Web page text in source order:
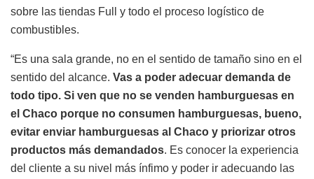
sobre las tiendas Full y todo el proceso logístico de
combustibles.
“Es una sala grande, no en el sentido de tamaño sino en el
sentido del alcance. Vas a poder adecuar demanda de
todo tipo. Si ven que no se venden hamburguesas en
el Chaco porque no consumen hamburguesas, bueno,
evitar enviar hamburguesas al Chaco y priorizar otros
productos más demandados. Es conocer la experiencia
del cliente a su nivel más ínfimo y poder ir adecuando las